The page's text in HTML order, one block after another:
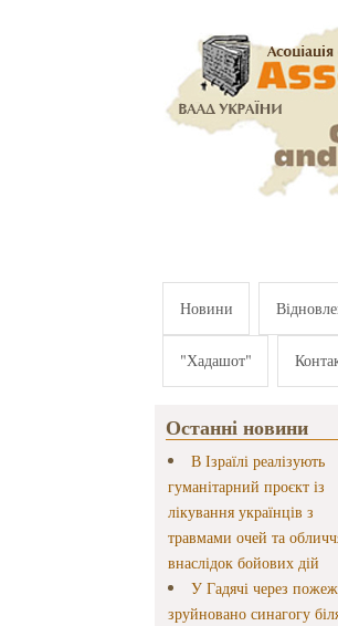
Новини
"Хадашот"
Останні новини
В Ізраїлі реалізують
гуманітарний проєкт із
лікування українців з
травмами очей та
внаслідок бойових дій
У Гадячі через
зруйновано синагогу